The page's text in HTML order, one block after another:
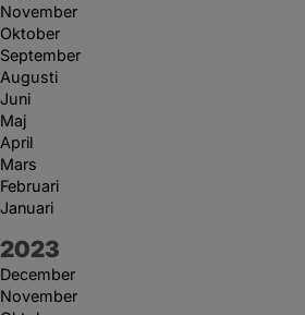
November
Oktober
September
Augusti
Juni
Maj
April
Mars
Februari
Januari
År:
2023
December
November